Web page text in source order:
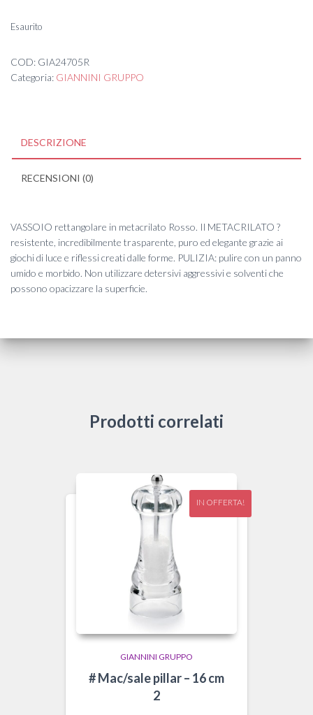
Esaurito
COD: GIA24705R
Categoria: GIANNINI GRUPPO
DESCRIZIONE
RECENSIONI (0)
VASSOIO rettangolare in metacrilato Rosso. Il METACRILATO ?
resistente, incredibilmente trasparente, puro ed elegante grazie ai
giochi di luce e riflessi creati dalle forme. PULIZIA: pulire con un panno
umido e morbido. Non utilizzare detersivi aggressivi e solventi che
possono opacizzare la superficie.
Prodotti correlati
IN OFFERTA!
GIANNINI GRUPPO
# Mac/sale pillar – 16 cm
2